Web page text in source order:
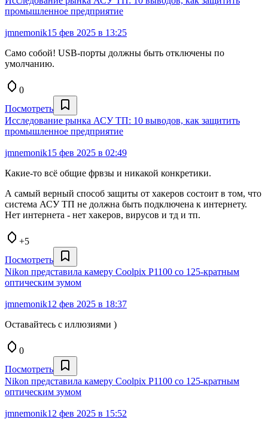
промышленное предприятие
jmnemonik15 фев 2025 в 13:25
Само собой! USB-порты должны быть отключены по
умолчанию.
0
Посмотреть
Исследование рынка АСУ ТП: 10 выводов, как защитить
промышленное предприятие
jmnemonik15 фев 2025 в 02:49
Какие-то всё общие фрвзы и никакой конкретики.
А самый верный способ защиты от хакеров состоит в том, что
система АСУ ТП не должна быть подключена к интернету.
Нет интернета - нет хакеров, вирусов и тд и тп.
+5
Посмотреть
Nikon представила камеру Coolpix P1100 со 125-кратным
оптическим зумом
jmnemonik12 фев 2025 в 18:37
Оставайтесь с иллюзиями )
0
Посмотреть
Nikon представила камеру Coolpix P1100 со 125-кратным
оптическим зумом
jmnemonik12 фев 2025 в 15:52